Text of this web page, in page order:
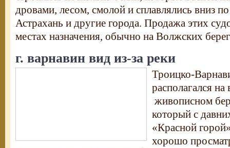
дровами, лесом, смолой и сплавлялись вниз
Астрахань и другие города. Продажа этих
местах назначения, обычно на Волжских
г. варнавин вид из-за реки
Троицко-
располагался
живописном
который с
«Красной
хорошо